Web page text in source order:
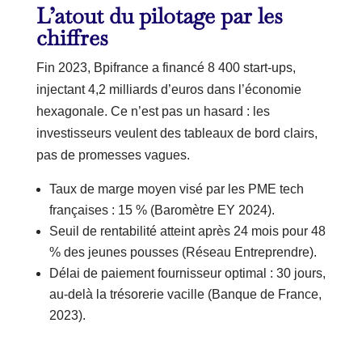
L’atout du pilotage par les
chiffres
Fin 2023, Bpifrance a financé 8 400 start-ups,
injectant 4,2 milliards d’euros dans l’économie
hexagonale. Ce n’est pas un hasard : les
investisseurs veulent des tableaux de bord clairs,
pas de promesses vagues.
Taux de marge moyen visé par les PME tech
françaises : 15 % (Baromètre EY 2024).
Seuil de rentabilité atteint après 24 mois pour 48
% des jeunes pousses (Réseau Entreprendre).
Délai de paiement fournisseur optimal : 30 jours,
au-delà la trésorerie vacille (Banque de France,
2023).